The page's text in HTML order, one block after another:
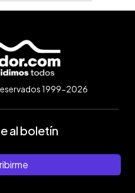
1999-2026
al boletín